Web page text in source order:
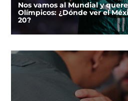
Nos vamos al Mundial y
Olímpicos: ¿Dónde ver el
20?